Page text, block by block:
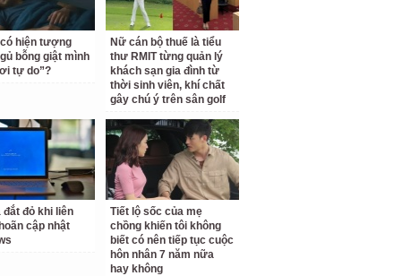
hiện tượng
bỗng giật mình
tự do”?
Nữ cán bộ thuế là tiểu
thư RMIT từng quản lý
khách sạn gia đình từ
thời sinh viên, khí chất
gây chú ý trên sân golf
đắt đỏ khi liên
cập nhật
Tiết lộ sốc của mẹ
chồng khiến tôi không
biết có nên tiếp tục cuộc
hôn nhân 7 năm nữa
hay không